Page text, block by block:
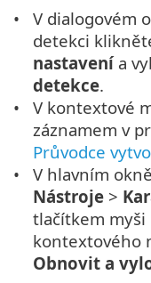
V dialogovém
detekci
nastavenía
detekce.
V kontextové
záznamem v
Průvodce
V hlavním
Nástroje >
tlačítkem myši
kontextového
Obnovit a